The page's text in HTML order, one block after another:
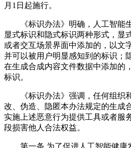
月1日起施行。
《标识办法》明确，人工智能
显式标识和隐式标识两种形式，显
或者交互场景界面中添加的，以文
并可以被用户明显感知到的标识；
在生成合成内容文件数据中添加的
标识。
《标识办法》强调，任何组织
改、伪造、隐匿本办法规定的生成
实施上述恶意行为提供工具或者服
段损害他人合法权益。